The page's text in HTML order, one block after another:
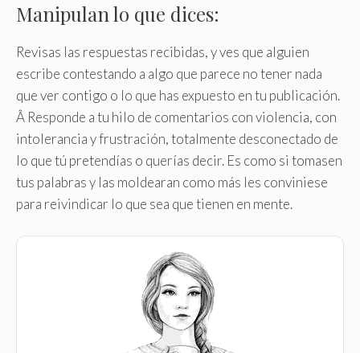
Manipulan lo que dices:
Revisas las respuestas recibidas, y ves que alguien
escribe contestando a algo que parece no tener nada
que ver contigo o lo que has expuesto en tu publicación.
Â Responde a tu hilo de comentarios con violencia, con
intolerancia y frustración, totalmente desconectado de
lo que tú pretendías o querías decir. Es como si tomasen
tus palabras y las moldearan como más les conviniese
para reivindicar lo que sea que tienen en mente.